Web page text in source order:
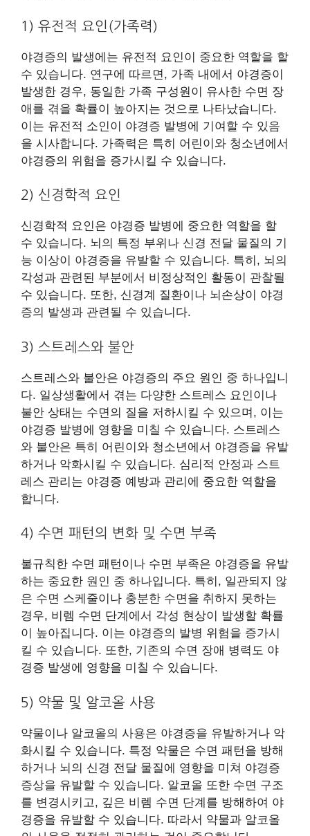
1) 유전적 요인(가족력)
야경증의 발생에는 유전적 요인이 중요한 역할을 할
수 있습니다. 연구에 따르면, 가족 내에서 야경증이
발생한 경우, 동일한 가족 구성원이 유사한 수면 장
애를 겪을 확률이 높아지는 것으로 나타났습니다.
이는 유전적 소인이 야경증 발병에 기여할 수 있음
을 시사합니다. 가족력은 특히 어린이와 청소년에서
야경증의 위험을 증가시킬 수 있습니다.
2) 신경학적 요인
신경학적 요인은 야경증 발병에 중요한 역할을 할
수 있습니다. 뇌의 특정 부위나 신경 전달 물질의 기
능 이상이 야경증을 유발할 수 있습니다. 특히, 뇌의
각성과 관련된 부분에서 비정상적인 활동이 관찰될
수 있습니다. 또한, 신경계 질환이나 뇌손상이 야경
증의 발생과 관련될 수 있습니다.
3) 스트레스와 불안
스트레스와 불안은 야경증의 주요 원인 중 하나입니
다. 일상생활에서 겪는 다양한 스트레스 요인이나
불안 상태는 수면의 질을 저하시킬 수 있으며, 이는
야경증 발병에 영향을 미칠 수 있습니다. 스트레스
와 불안은 특히 어린이와 청소년에서 야경증을 유발
하거나 악화시킬 수 있습니다. 심리적 안정과 스트
레스 관리는 야경증 예방과 관리에 중요한 역할을
합니다.
4) 수면 패턴의 변화 및 수면 부족
불규칙한 수면 패턴이나 수면 부족은 야경증을 유발
하는 중요한 원인 중 하나입니다. 특히, 일관되지 않
은 수면 스케줄이나 충분한 수면을 취하지 못하는
경우, 비렘 수면 단계에서 각성 현상이 발생할 확률
이 높아집니다. 이는 야경증의 발병 위험을 증가시
킬 수 있습니다. 또한, 기존의 수면 장애 병력도 야
경증 발생에 영향을 미칠 수 있습니다.
5) 약물 및 알코올 사용
약물이나 알코올의 사용은 야경증을 유발하거나 악
화시킬 수 있습니다. 특정 약물은 수면 패턴을 방해
하거나 뇌의 신경 전달 물질에 영향을 미쳐 야경증
증상을 유발할 수 있습니다. 알코올 또한 수면 구조
를 변경시키고, 깊은 비렘 수면 단계를 방해하여 야
경증을 유발할 수 있습니다. 따라서 약물과 알코올